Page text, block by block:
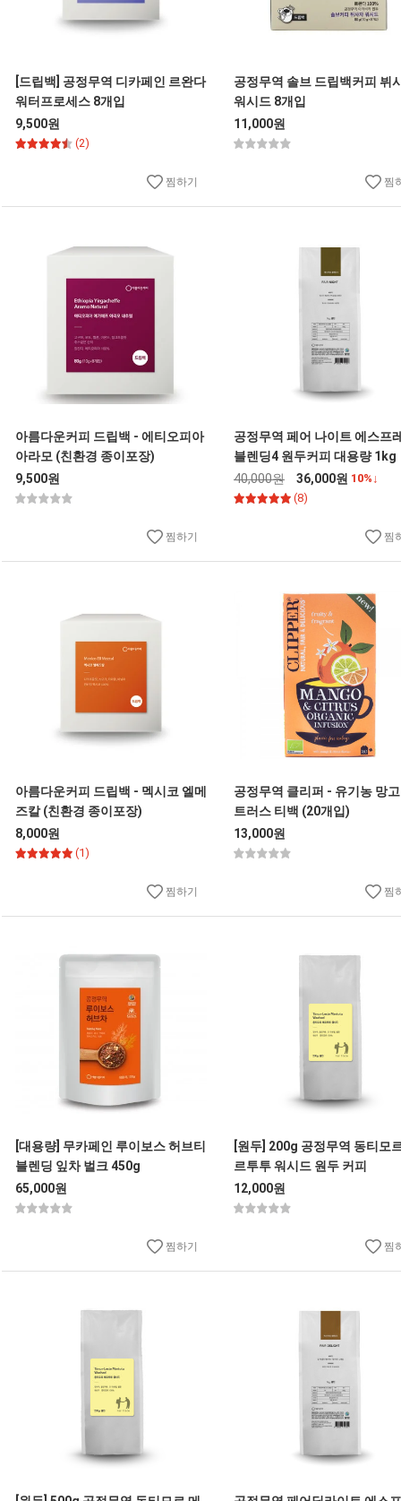
[드립백] 공정무역 디카페인 르완다
워터프로세스 8개입
9,500원
(2)
찜하기
공정무역 솔브 드립백커피 뷔
워시드 8개입
11,000원
찜
아름다운커피 드립백 - 에티오피아
아라모 (친환경 종이포장)
9,500원
찜하기
공정무역 페어 나이트 에스프
블렌딩4 원두커피 대용량 1kg
40,000원
36,000원 10%↓
(8)
찜
아름다운커피 드립백 - 멕시코 엘메
즈칼 (친환경 종이포장)
8,000원
(1)
찜하기
공정무역 클리퍼 - 유기농 망
트러스 티백 (20개입)
13,000원
찜
[대용량] 무카페인 루이보스 허브티
블렌딩 잎차 벌크 450g
65,000원
찜하기
[원두] 200g 공정무역 동티모
르투투 워시드 원두 커피
12,000원
찜